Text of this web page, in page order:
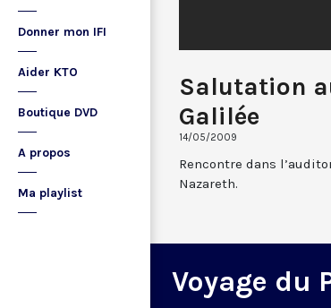
Donner mon IFI
Aider KTO
Boutique DVD
A propos
Ma playlist
Salutation
Galilée
14/05/2009
Rencontre dans
Nazareth.
Voyage du